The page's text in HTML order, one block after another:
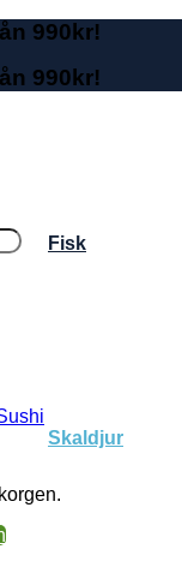
990kr!
990kr!
Fisk
Skaldjur